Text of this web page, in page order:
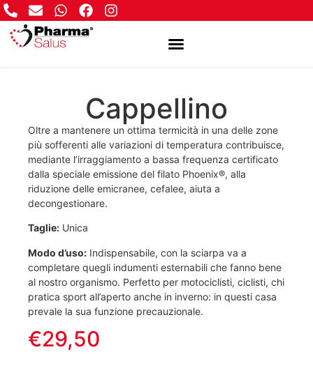
Cappellino
Oltre a mantenere un ottima termicità in una delle zone
più sofferenti alle variazioni di temperatura contribuisce,
mediante l’irraggiamento a bassa frequenza certificato
dalla speciale emissione del filato Phoenix®, alla
riduzione delle emicranee, cefalee, aiuta a
decongestionare.
Taglie: Unica
Modo d’uso: Indispensabile, con la sciarpa va a
completare quegli indumenti esternabili che fanno bene
al nostro organismo. Perfetto per motociclisti, ciclisti, chi
pratica sport all’aperto anche in inverno: in questi casa
prevale la sua funzione precauzionale.
€29,50